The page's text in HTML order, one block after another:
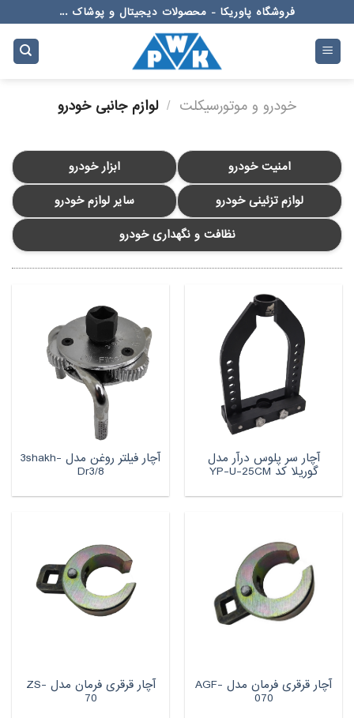
to
content
فروشگاه پاوریکا - محصولات دیجیتال و پوشاک ...
خودرو و موتورسیکلت / لوازم جانبی خودرو
ابزار خودرو
امنیت خودرو
سایر لوازم خودرو
لوازم تزئینی خودرو
نظافت و نگهداری خودرو
آچار سر پلوس درآر مدل
گوریلا کد YP-U-25CM
آچار فیلتر روغن مدل 3shakh-
Dr3/8
آچار قرقری فرمان مدل AGF-
070
آچار قرقری فرمان مدل ZS-
70